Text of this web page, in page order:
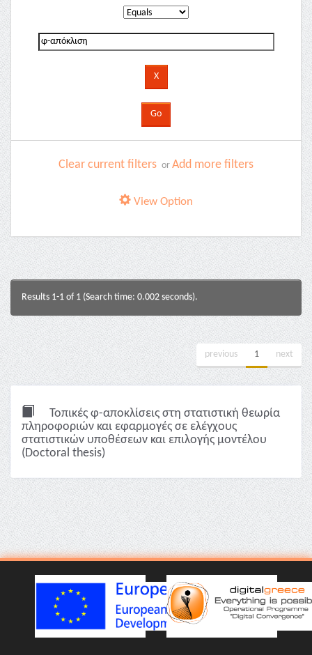
Clear current filters or Add more filters
View Option
Results 1-1 of 1 (Search time: 0.002 seconds).
previous 1 next
Τοπικές φ-αποκλίσεις στη στατιστική θεωρία
πληροφοριών και εφαρμογές σε ελέγχους
στατιστικών υποθέσεων και επιλογής μοντέλου
(Doctoral thesis)